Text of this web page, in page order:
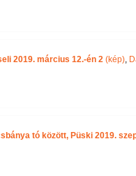
2019. március 12.-én 2 (kép),
tó között, Püski 2019.